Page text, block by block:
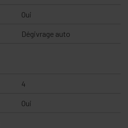
Oui
Dégivrage auto
4
Oui